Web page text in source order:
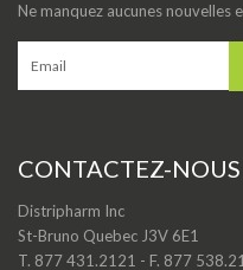
Ne manquez aucunes nouvelles
CONTACTEZ-NOUS
Distripharm Inc
St-Bruno Quebec J3V 6E1
T. 877 431.2121 - F. 877